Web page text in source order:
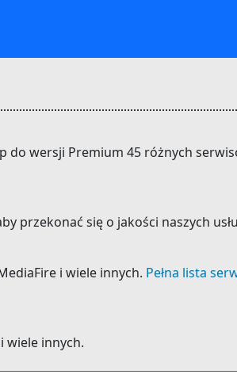
do wersji Premium 45 różnych
przekonać się o jakości naszych
i wiele innych. Pełna lista
wiele innych.